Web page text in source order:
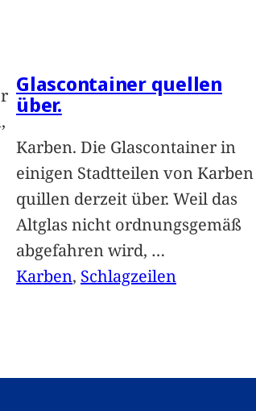
Glascontainer quellen
über.
Karben. Die Glascontainer in
einigen Stadtteilen von Karben
quillen derzeit über. Weil das
Altglas nicht ordnungsgemäß
abgefahren wird, …
Karben, Schlagzeilen